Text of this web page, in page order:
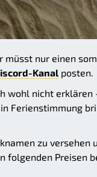
müsst nur einen
Kanal posten.
nicht erklären
Ferienstimmung
zu versehen
folgenden Preisen